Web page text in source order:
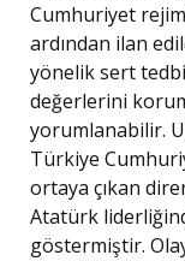
Cumhuriyet
ardından ilan
yönelik sert
değerlerini
yorumlanabilir.
Türkiye
ortaya çıkan
Atatürk
göstermiştir.